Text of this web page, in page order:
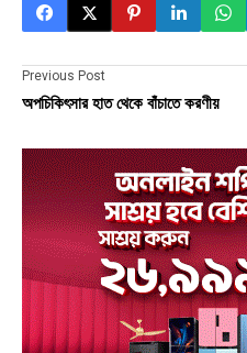
Previous Post
অপচিকিৎসার হাত থেকে বাঁচাতে করণীয়